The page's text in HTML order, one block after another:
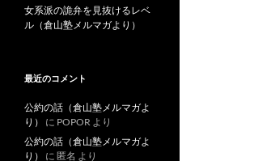
女系派の詭弁を見抜けるレベ
ル（倉山塾メルマガより）
最近のコメント
公約の話（倉山塾メルマガよ
り）
に POPOR より
公約の話（倉山塾メルマガよ
り）
に 匿名 より